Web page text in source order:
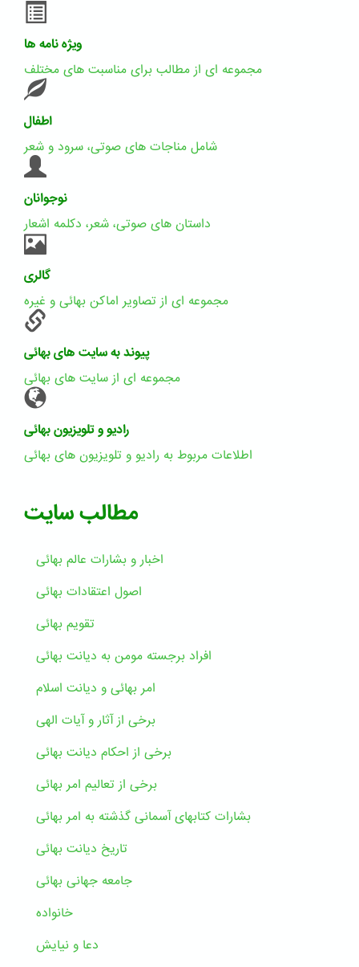
ویژه نامه ها
مجموعه ای از مطالب برای مناسبت های مختلف
اطفال
شامل مناجات های صوتی، سرود و شعر
نوجوانان
داستان های صوتی، شعر، دکلمه اشعار
گالری
مجموعه ای از تصاویر اماکن بهائی و غیره
پیوند به سایت های بهائی
مجموعه ای از سایت های بهائی
رادیو و تلویزیون بهائی
اطلاعات مربوط به رادیو و تلویزیون های بهائی
مطالب سایت
اخبار و بشارات عالم بهائى
اصول اعتقادات بهائی
تقویم بهائی
افراد برجسته مومن به دیانت بهائی
امر بهائی و دیانت اسلام
برخی از آثار و آیات الهی
برخی از احکام دیانت بهائی
برخی از تعالیم امر بهائی
بشارات کتابهای آسمانی گذشته به امر بهائی
تاریخ دیانت بهائی
جامعه جهانی بهائی
خانواده
دعا و نیایش